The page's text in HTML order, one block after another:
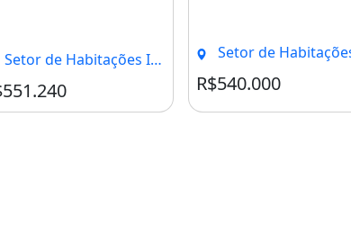
Setor de Habitações Individuais Norte, Brasília - DF Setor de Habitações Individuais Norte,
R$540.000